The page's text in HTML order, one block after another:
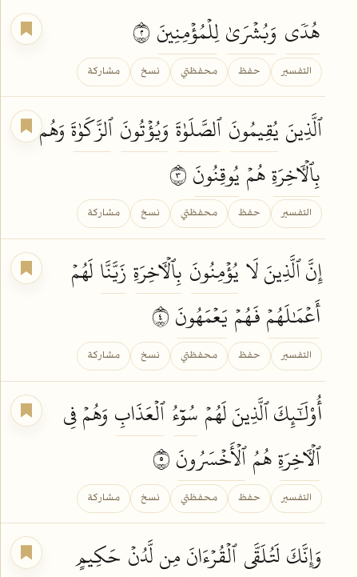
هُدٗى وَبُشۡرَىٰلِلۡمُؤۡمِنِينَ
التفسير حفظ محفظتي نسخ مشاركة
ٱلَّذِينَ يُقِيمُونَٱلصَّلَوٰةَ وَيُؤۡتُونَ ٱلزَّكَوٰةَوَهُم
بِٱلۡأٓخِرَةِهُمۡ يُوقِنُونَ
التفسير حفظ محفظتي نسخ مشاركة
إِنَّ ٱلَّذِينَ لَا يُؤۡمِنُونَ بِٱلۡأٓخِرَةِ زَيَّنَّا لَهُمۡ
أَعۡمَٰلَهُمۡفَهُمۡ يَعۡمَهُونَ
التفسير حفظ محفظتي نسخ مشاركة
أُوْلَٰٓئِكَ ٱلَّذِينَ لَهُمۡ سُوٓءُٱلۡعَذَابِ وَهُمۡ فِي
ٱلۡأٓخِرَةِهُمُٱلۡأَخۡسَرُونَ
التفسير حفظ محفظتي نسخ مشاركة
وَإِنَّكَلَتُلَقَّىٱلۡقُرۡءَانَمِنلَّدُنۡ حَكِيمٍ